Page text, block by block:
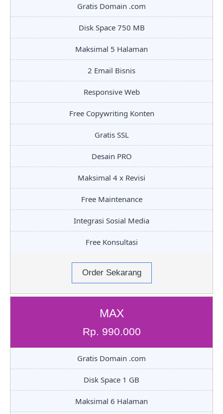
Gratis Domain .com
Disk Space 750 MB
Maksimal 5 Halaman
2 Email Bisnis
Responsive Web
Free Copywriting Konten
Gratis SSL
Desain PRO
Maksimal 4 x Revisi
Free Maintenance
Integrasi Sosial Media
Free Konsultasi
Order Sekarang
MAX
Rp. 990.000
Gratis Domain .com
Disk Space 1 GB
Maksimal 6 Halaman